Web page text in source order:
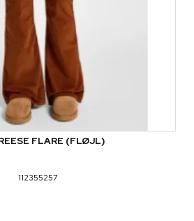
FLARE (FLØJL)
112355257